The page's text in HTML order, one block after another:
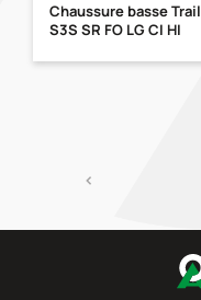
Chaussure basse Trail
S3S SR FO LG CI HI
‹